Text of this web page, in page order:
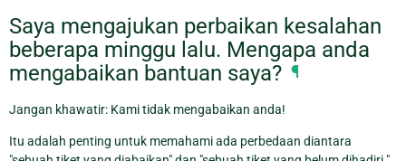
Saya mengajukan perbaikan kesalahan
beberapa minggu lalu. Mengapa anda
mengabaikan bantuan saya? ¶
Jangan khawatir: Kami tidak mengabaikan anda!
Itu adalah penting untuk memahami ada perbedaan diantara